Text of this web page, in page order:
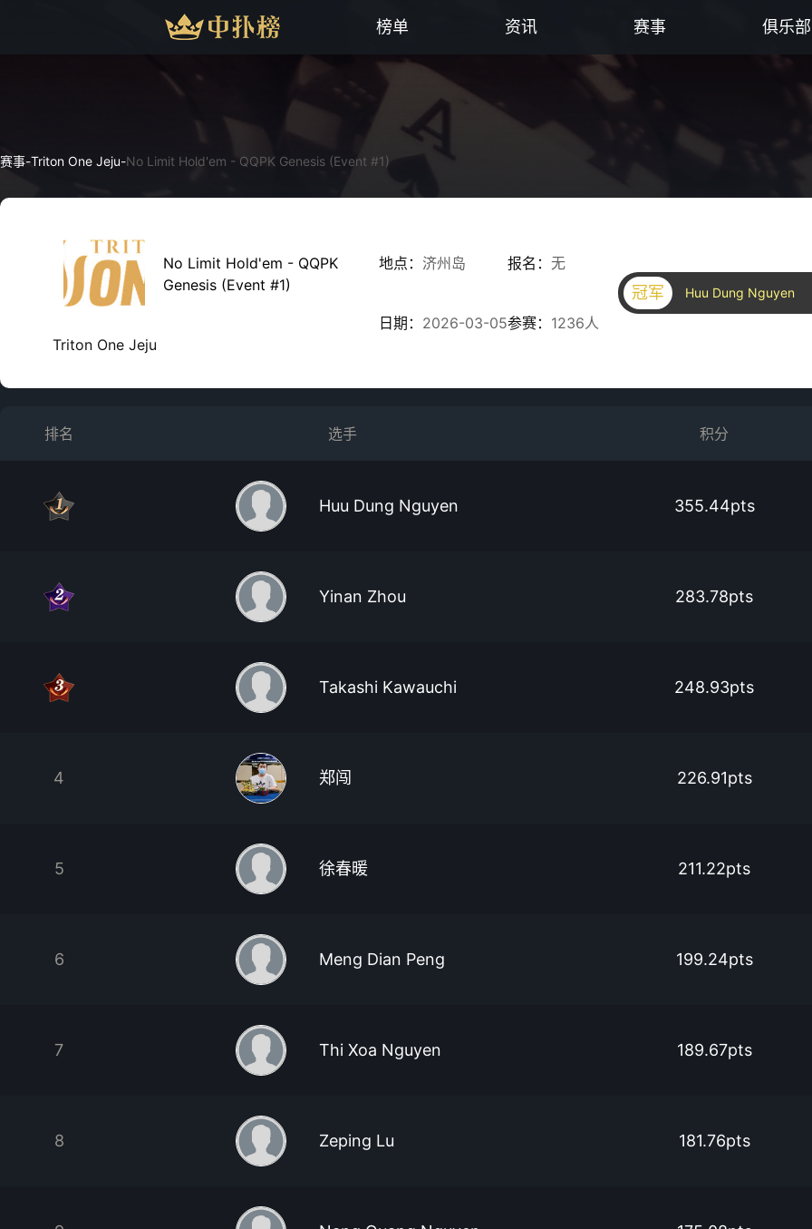
榜单 资讯 赛事 俱乐部
赛事-Triton One Jeju-No Limit Hold'em - QQPK Genesis (Event #1)
Triton One Jeju
No Limit Hold'em - QQPK
Genesis (Event #1)
地点： 济州岛
日期： 2026-03-05
报名： 无
参赛： 1236人
冠军 Huu Dung Nguyen
排名 选手 积分
Huu Dung Nguyen 355.44pts
Yinan Zhou 283.78pts
Takashi Kawauchi 248.93pts
4 郑闯 226.91pts
5 徐春暖 211.22pts
6 Meng Dian Peng 199.24pts
7 Thi Xoa Nguyen 189.67pts
8 Zeping Lu 181.76pts